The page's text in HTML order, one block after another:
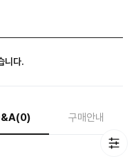
니다.
(0) 구매안내